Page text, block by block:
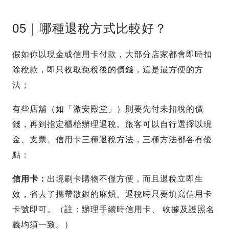
05｜哪種退稅方式比較好？
假如你以現金或信用卡付款，大部分店家都會即時扣
除稅款，即只收取免稅後的價錢，這是最方便的方
法；
有些店舖（如「激安殿堂」）則要先付未扣稅的價
錢，再到指定櫃枱辦理退稅。旅客可以自行選擇以現
金、支票、信用卡三種退稅方法，三種方法都各有優
點：
信用卡： 出境刷卡購物不僅方便，而且退稅立即生
效，省去了攜帶散銀的麻煩。退稅時只要填寫信用卡
卡號即可。（註：辦理手續時信用卡、 收據及護照名
義均須一致。）